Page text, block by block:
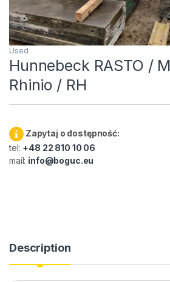
Used
Hunnebeck RASTO /
Rhinio / RH
Zapytaj o dostępność:
tel: +48 22 810 10 06
mail: info@boguc.eu
Description